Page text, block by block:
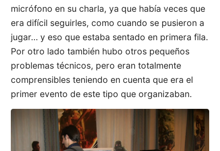
micrófono en su charla, ya que había veces que
era difícil seguirles, como cuando se pusieron a
jugar… y eso que estaba sentado en primera fila.
Por otro lado también hubo otros pequeños
problemas técnicos, pero eran totalmente
comprensibles teniendo en cuenta que era el
primer evento de este tipo que organizaban.